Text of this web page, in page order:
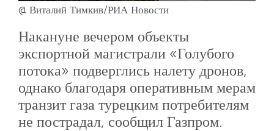
@ Виталий Тимкив/РИА Новости
Накануне вечером объекты
экспортной магистрали «Голубого
потока» подверглись налету дронов,
однако благодаря оперативным мерам
транзит газа турецким потребителям
не пострадал, сообщил Газпром.